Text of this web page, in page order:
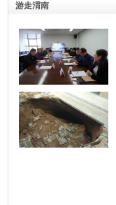
游走渭南